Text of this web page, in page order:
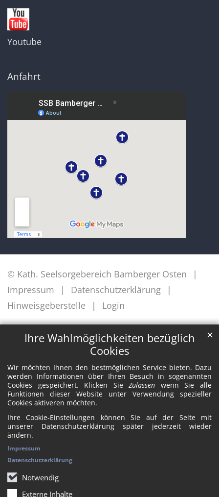
Ihre Wahlmöglichkeiten bezüglich
Cookies
Wir möchten Ihnen den bestmöglichen Service bieten. Dazu
werden Informationen über Ihren Besuch in sogenannten
Cookies gespeichert. Klicken SieZulassen wenn Sie alle
Funktionen dieser Website unter Verwendung spezieller
Cookies aktiveren möchten.
Ihre Cookie-Einstellungen können Sie auf der Seite mit
unserer Datenschutzerklärung später jederzeit wieder
ändern.
Notwendig
Externe Inhalte
✕
Impressum
Datenschutzerklärung
Youtube
Anfahrt
© Kath. Seelsorgebereich Bamberger Osten
Impressum
Datenschutzerklärung
Hinweisgeberstelle
Login